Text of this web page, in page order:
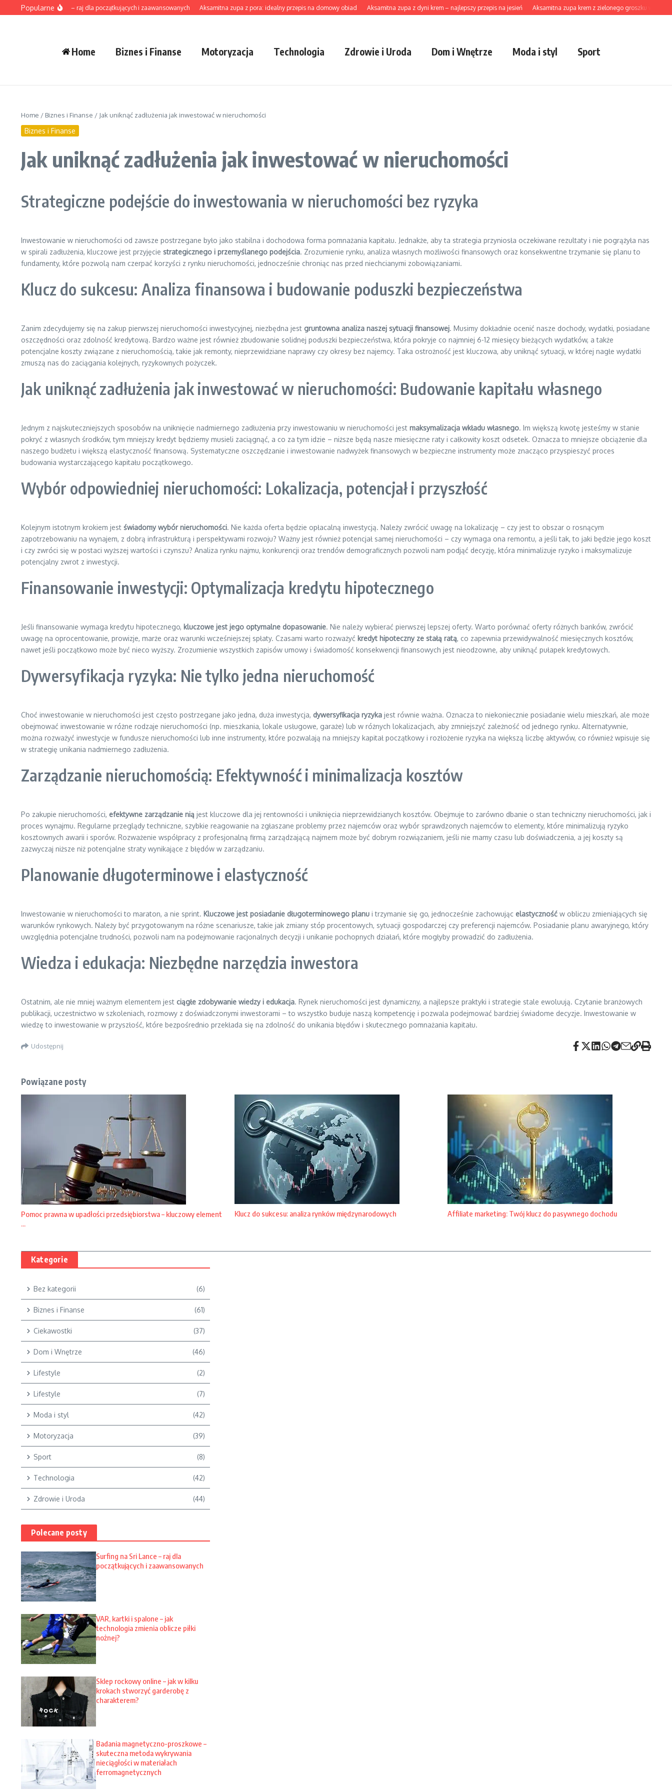
Przejdź do treści
Popularne
Surfing na Sri Lance – raj dla początkujących i zaawansowanych Aksamitna zupa z pora: idealny przepis na domowy obiad Aksamitna zupa z dyni krem – najlepszy przepis na jesień Aksamitna zupa krem z zielonego groszku w twojej
Home Biznes i Finanse Motoryzacja Technologia Zdrowie i Uroda Dom i Wnętrze Moda i styl Sport
Home / Biznes i Finanse / Jak uniknąć zadłużenia jak inwestować w nieruchomości
Biznes i Finanse
Jak uniknąć zadłużenia jak inwestować w nieruchomości
Strategiczne podejście do inwestowania w nieruchomości bez ryzyka
Inwestowanie w nieruchomości od zawsze postrzegane było jako stabilna i dochodowa forma pomnażania kapitału. Jednakże, aby ta strategia przyniosła oczekiwane rezultaty i nie pogrążyła nas
w spirali zadłużenia, kluczowe jest przyjęcie strategicznego i przemyślanego podejścia. Zrozumienie rynku, analiza własnych możliwości finansowych oraz konsekwentne trzymanie się planu to
fundamenty, które pozwolą nam czerpać korzyści z rynku nieruchomości, jednocześnie chroniąc nas przed niechcianymi zobowiązaniami.
Klucz do sukcesu: Analiza finansowa i budowanie poduszki bezpieczeństwa
Zanim zdecydujemy się na zakup pierwszej nieruchomości inwestycyjnej, niezbędna jest gruntowna analiza naszej sytuacji finansowej. Musimy dokładnie ocenić nasze dochody, wydatki, posiadane
oszczędności oraz zdolność kredytową. Bardzo ważne jest również zbudowanie solidnej poduszki bezpieczeństwa, która pokryje co najmniej 6-12 miesięcy bieżących wydatków, a także
potencjalne koszty związane z nieruchomością, takie jak remonty, nieprzewidziane naprawy czy okresy bez najemcy. Taka ostrożność jest kluczowa, aby uniknąć sytuacji, w której nagłe wydatki
zmuszą nas do zaciągania kolejnych, ryzykownych pożyczek.
Jak uniknąć zadłużenia jak inwestować w nieruchomości: Budowanie kapitału własnego
Jednym z najskuteczniejszych sposobów na uniknięcie nadmiernego zadłużenia przy inwestowaniu w nieruchomości jest maksymalizacja wkładu własnego. Im większą kwotę jesteśmy w stanie
pokryć z własnych środków, tym mniejszy kredyt będziemy musieli zaciągnąć, a co za tym idzie – niższe będą nasze miesięczne raty i całkowity koszt odsetek. Oznacza to mniejsze obciążenie dla
naszego budżetu i większą elastyczność finansową. Systematyczne oszczędzanie i inwestowanie nadwyżek finansowych w bezpieczne instrumenty może znacząco przyspieszyć proces
budowania wystarczającego kapitału początkowego.
Wybór odpowiedniej nieruchomości: Lokalizacja, potencjał i przyszłość
Kolejnym istotnym krokiem jest świadomy wybór nieruchomości. Nie każda oferta będzie opłacalną inwestycją. Należy zwrócić uwagę na lokalizację – czy jest to obszar o rosnącym
zapotrzebowaniu na wynajem, z dobrą infrastrukturą i perspektywami rozwoju? Ważny jest również potencjał samej nieruchomości – czy wymaga ona remontu, a jeśli tak, to jaki będzie jego koszt
i czy zwróci się w postaci wyższej wartości i czynszu? Analiza rynku najmu, konkurencji oraz trendów demograficznych pozwoli nam podjąć decyzję, która minimalizuje ryzyko i maksymalizuje
potencjalny zwrot z inwestycji.
Finansowanie inwestycji: Optymalizacja kredytu hipotecznego
Jeśli finansowanie wymaga kredytu hipotecznego, kluczowe jest jego optymalne dopasowanie. Nie należy wybierać pierwszej lepszej oferty. Warto porównać oferty różnych banków, zwrócić
uwagę na oprocentowanie, prowizje, marże oraz warunki wcześniejszej spłaty. Czasami warto rozważyć kredyt hipoteczny ze stałą ratą, co zapewnia przewidywalność miesięcznych kosztów,
nawet jeśli początkowo może być nieco wyższy. Zrozumienie wszystkich zapisów umowy i świadomość konsekwencji finansowych jest nieodzowne, aby uniknąć pułapek kredytowych.
Dywersyfikacja ryzyka: Nie tylko jedna nieruchomość
Choć inwestowanie w nieruchomości jest często postrzegane jako jedna, duża inwestycja, dywersyfikacja ryzyka jest równie ważna. Oznacza to niekoniecznie posiadanie wielu mieszkań, ale może
obejmować inwestowanie w różne rodzaje nieruchomości (np. mieszkania, lokale usługowe, garaże) lub w różnych lokalizacjach, aby zmniejszyć zależność od jednego rynku. Alternatywnie,
można rozważyć inwestycje w fundusze nieruchomości lub inne instrumenty, które pozwalają na mniejszy kapitał początkowy i rozłożenie ryzyka na większą liczbę aktywów, co również wpisuje się
w strategię unikania nadmiernego zadłużenia.
Zarządzanie nieruchomością: Efektywność i minimalizacja kosztów
Po zakupie nieruchomości, efektywne zarządzanie nią jest kluczowe dla jej rentowności i uniknięcia nieprzewidzianych kosztów. Obejmuje to zarówno dbanie o stan techniczny nieruchomości, jak i
proces wynajmu. Regularne przeglądy techniczne, szybkie reagowanie na zgłaszane problemy przez najemców oraz wybór sprawdzonych najemców to elementy, które minimalizują ryzyko
kosztownych awarii i sporów. Rozważenie współpracy z profesjonalną firmą zarządzającą najmem może być dobrym rozwiązaniem, jeśli nie mamy czasu lub doświadczenia, a jej koszty są
zazwyczaj niższe niż potencjalne straty wynikające z błędów w zarządzaniu.
Planowanie długoterminowe i elastyczność
Inwestowanie w nieruchomości to maraton, a nie sprint. Kluczowe jest posiadanie długoterminowego planu i trzymanie się go, jednocześnie zachowując elastyczność w obliczu zmieniających się
warunków rynkowych. Należy być przygotowanym na różne scenariusze, takie jak zmiany stóp procentowych, sytuacji gospodarczej czy preferencji najemców. Posiadanie planu awaryjnego, który
uwzględnia potencjalne trudności, pozwoli nam na podejmowanie racjonalnych decyzji i unikanie pochopnych działań, które mogłyby prowadzić do zadłużenia.
Wiedza i edukacja: Niezbędne narzędzia inwestora
Ostatnim, ale nie mniej ważnym elementem jest ciągłe zdobywanie wiedzy i edukacja. Rynek nieruchomości jest dynamiczny, a najlepsze praktyki i strategie stale ewoluują. Czytanie branżowych
publikacji, uczestnictwo w szkoleniach, rozmowy z doświadczonymi inwestorami – to wszystko buduje naszą kompetencję i pozwala podejmować bardziej świadome decyzje. Inwestowanie w
wiedzę to inwestowanie w przyszłość, które bezpośrednio przekłada się na zdolność do unikania błędów i skutecznego pomnażania kapitału.
Udostępnij
Powiązane posty
Pomoc prawna w upadłości przedsiębiorstwa – kluczowy element
...
Klucz do sukcesu: analiza rynków międzynarodowych Affiliate marketing: Twój klucz do pasywnego dochodu
Kategorie
Bez kategorii (6)
Biznes i Finanse (61)
Ciekawostki (37)
Dom i Wnętrze (46)
Lifestyle (2)
Lifestyle (7)
Moda i styl (42)
Motoryzacja (39)
Sport (8)
Technologia (42)
Zdrowie i Uroda (44)
Polecane posty
Surfing na Sri Lance – raj dla
początkujących i zaawansowanych
VAR, kartki i spalone – jak
technologia zmienia oblicze piłki
nożnej?
Sklep rockowy online – jak w kilku
krokach stworzyć garderobę z
charakterem?
Badania magnetyczno-proszkowe –
skuteczna metoda wykrywania
nieciągłości w materiałach
ferromagnetycznych